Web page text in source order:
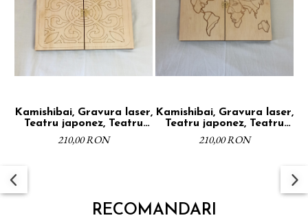
Kamishibai, Gravura laser,
Teatru japonez, Teatru
narativ, Placaj,
Dimensiune A4, Finisaj
210,00 RON
Kamishibai, Gravura laser,
Teatru japonez, Teatru
narativ, Placaj,
Dimensiune A4, Finisaj
210,00 RON
RECOMANDARI